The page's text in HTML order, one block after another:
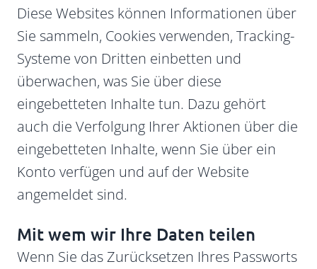
Diese Websites können Informationen über
Sie sammeln, Cookies verwenden, Tracking-
Systeme von Dritten einbetten und
überwachen, was Sie über diese
eingebetteten Inhalte tun. Dazu gehört
auch die Verfolgung Ihrer Aktionen über die
eingebetteten Inhalte, wenn Sie über ein
Konto verfügen und auf der Website
angemeldet sind.
Mit wem wir Ihre Daten teilen
Wenn Sie das Zurücksetzen Ihres Passworts